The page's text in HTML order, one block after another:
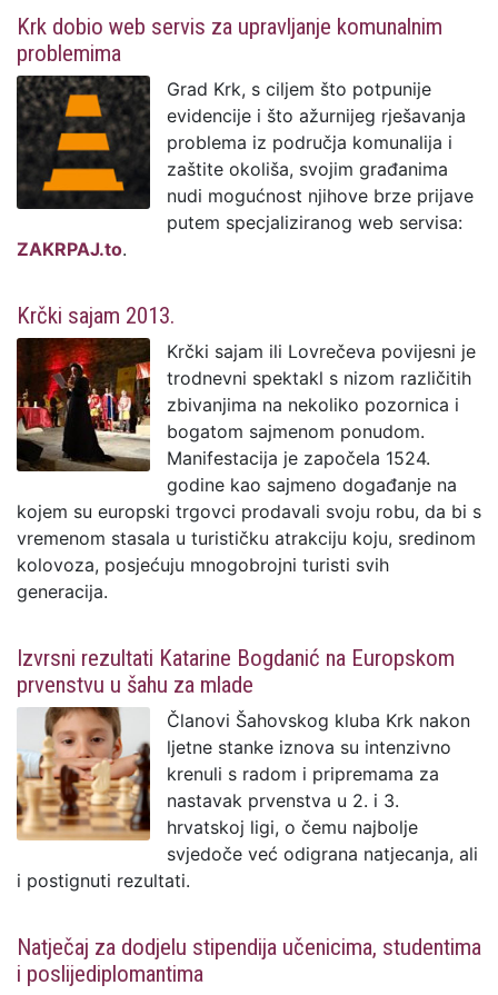
Krk dobio web servis za upravljanje komunalnim
problemima
Grad Krk, s ciljem što potpunije
evidencije i što ažurnijeg rješavanja
problema iz područja komunalija i
zaštite okoliša, svojim građanima
nudi mogućnost njihove brze prijave
putem specjaliziranog web servisa:
ZAKRPAJ.to.
Krčki sajam 2013.
Krčki sajam ili Lovrečeva povijesni je
trodnevni spektakl s nizom različitih
zbivanjima na nekoliko pozornica i
bogatom sajmenom ponudom.
Manifestacija je započela 1524.
godine kao sajmeno događanje na
kojem su europski trgovci prodavali svoju robu, da bi s
vremenom stasala u turističku atrakciju koju, sredinom
kolovoza, posjećuju mnogobrojni turisti svih
generacija.
Izvrsni rezultati Katarine Bogdanić na Europskom
prvenstvu u šahu za mlade
Članovi Šahovskog kluba Krk nakon
ljetne stanke iznova su intenzivno
krenuli s radom i pripremama za
nastavak prvenstva u 2. i 3.
hrvatskoj ligi, o čemu najbolje
svjedoče već odigrana natjecanja, ali
i postignuti rezultati.
Natječaj za dodjelu stipendija učenicima, studentima
i poslijediplomantima